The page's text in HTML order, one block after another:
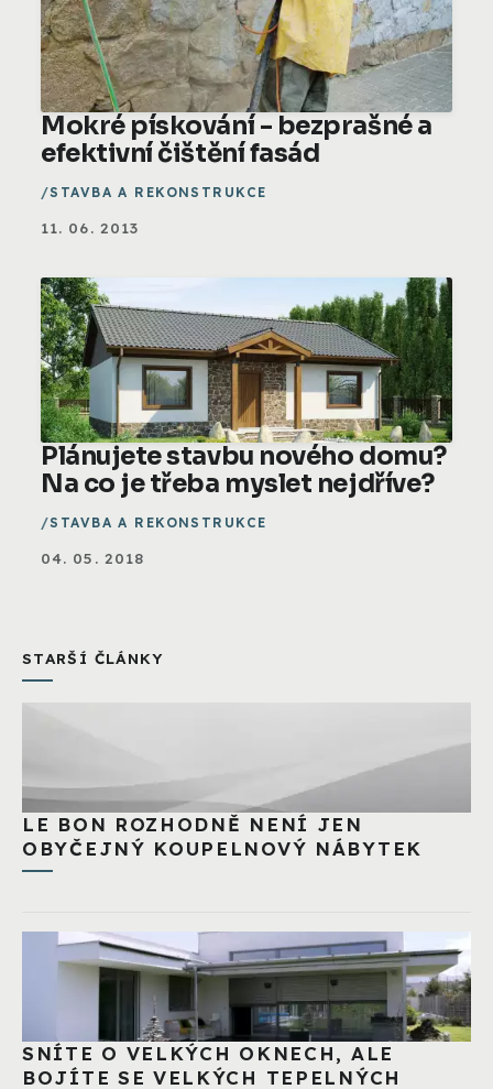
Mokré pískování - bezprašné a
efektivní čištění fasád
STAVBA A REKONSTRUKCE
11. 06. 2013
Plánujete stavbu nového domu?
Na co je třeba myslet nejdříve?
STAVBA A REKONSTRUKCE
04. 05. 2018
STARŠÍ ČLÁNKY
LE BON ROZHODNĚ NENÍ JEN
OBYČEJNÝ KOUPELNOVÝ NÁBYTEK
SNÍTE O VELKÝCH OKNECH, ALE
BOJÍTE SE VELKÝCH TEPELNÝCH